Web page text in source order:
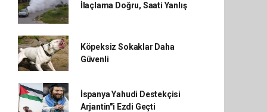
İlaçlama Doğru, Saati Yanlış
Köpeksiz Sokaklar Daha
Güvenli
İspanya Yahudi Destekçisi
Arjantin"i Ezdi Geçti